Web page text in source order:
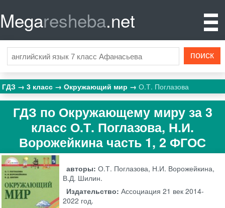
Megaresheba.net
ГДЗ 3 класс Окружающий мир О.Т. Поглазова
ГДЗ по Окружающему миру за 3
класс О.Т. Поглазова, Н.И.
Ворожейкина часть 1, 2 ФГОС
авторы:О.Т. Поглазова, Н.И. Ворожейкина,
В.Д. Шилин.
Издательство:Ассоциация 21 век 2014-
2022 год.